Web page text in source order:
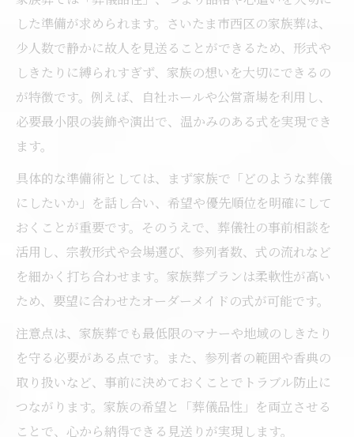
した準備が求められます。さいたま市西区の家族葬は、
少人数で静かに故人を見送ることができるため、形式や
しきたりに縛られすぎず、家族の想いを大切にできるの
が特徴です。例えば、自社ホールや公営斎場を利用し、
必要最小限の装飾や演出で、温かみのある式を実現でき
ます。
具体的な準備術としては、まず家族で「どのような葬儀
にしたいか」を話し合い、希望や優先順位を明確にして
おくことが重要です。そのうえで、葬儀社の事前相談を
活用し、宗教形式や会場選び、参列者数、式の流れなど
を細かく打ち合わせます。家族葬プランは柔軟性が高い
ため、要望に合わせたオーダーメイドの式が可能です。
注意点は、家族葬でも最低限のマナーや地域のしきたり
を守る必要がある点です。また、参列者の範囲や香典の
取り扱いなど、事前に決めておくことでトラブル防止に
つながります。家族の希望と「葬儀品性」を両立させる
ことで、心から納得できる見送りが実現します。